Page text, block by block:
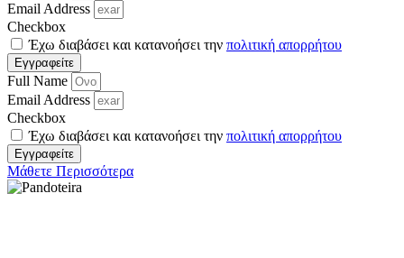
Email Address
Checkbox
Έχω διαβάσει και κατανοήσει την πολιτική απορρήτου
Εγγραφείτε
Full Name
Email Address
Checkbox
Έχω διαβάσει και κατανοήσει την πολιτική απορρήτου
Εγγραφείτε
Μάθετε Περισσότερα